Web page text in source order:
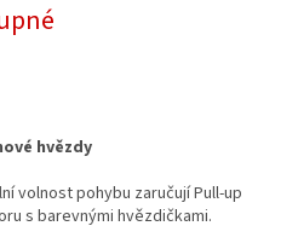
hvězdy
volnost pohybu zaručují Pull-up
s barevnými hvězdičkami.